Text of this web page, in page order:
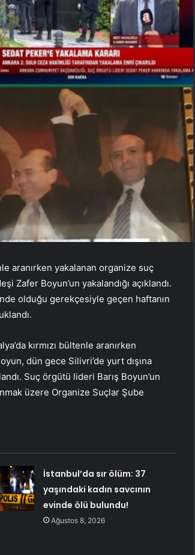
aranırken yakalanan organize suç
Zafer Boyun’un yakalandığı açıklandı.
olduğu gerekçesiyle geçen haftanın
kırmızı bültenle aranırken
dün gece Silivri’de yurt dışına
Suç örgütü lideri Barış Boyun’un
üzere Organize Suçlar Şube
İstanbul’da sır ölüm: 37
yaşındaki kadın savcının
evinde ölü bulundu!
Ağustos 8, 2026